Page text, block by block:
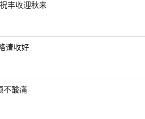
丰收迎秋来
请收好
不酸痛